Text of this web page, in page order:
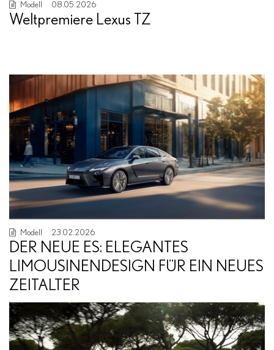
Modell 08.05.2026
Weltpremiere Lexus TZ
Modell 23.02.2026
DER NEUE ES: ELEGANTES
LIMOUSINENDESIGN FÜR EIN NEUES
ZEITALTER